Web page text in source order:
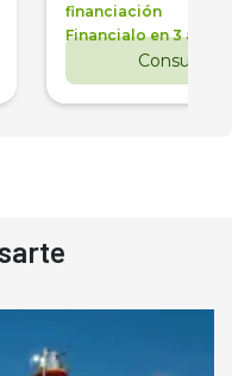
financiación
Financialo en 3 años
Consultar